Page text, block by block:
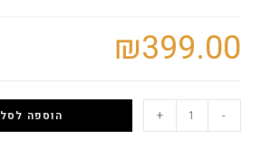
₪399.00
-
+ הוספה לסל